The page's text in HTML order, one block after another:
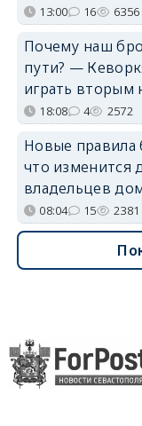
13:00 16 6356
Почему наш
пути? —
играть вторым
18:08 4 2572
Новые правила
что изменится
владельцев
08:04 15 2381